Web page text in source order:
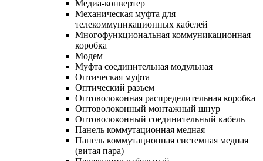
Медиа-конвертер
Механическая муфта для
телекоммуникационных кабелей
Многофункциональная коммуникационная
коробка
Модем
Муфта соединительная модульная
Оптическая муфта
Оптический разъем
Оптоволоконная распределительная коробка
Оптоволоконный монтажный шнур
Оптоволоконный соединительный кабель
Панель коммутационная медная
Панель коммутационная системная медная
(витая пара)